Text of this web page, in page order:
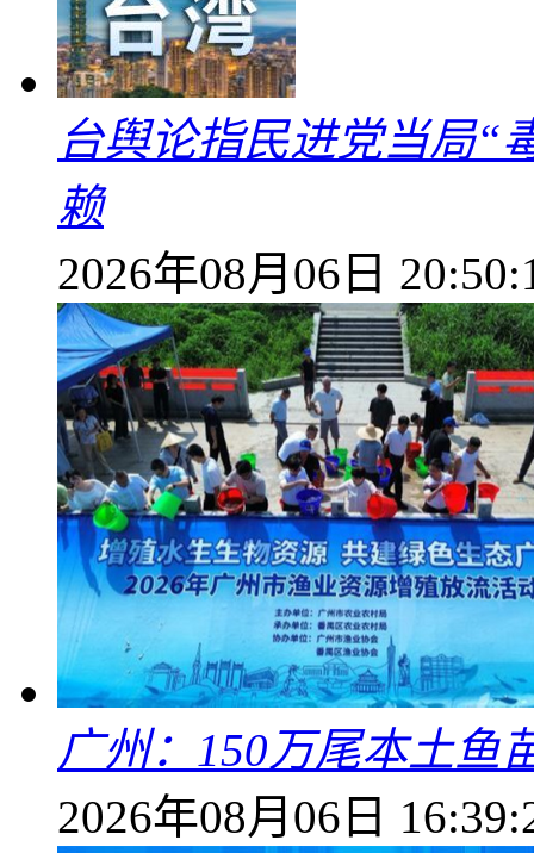
台舆论指民进党当局“
赖
2026年08月06日
广州：150万尾本土鱼
2026年08月06日